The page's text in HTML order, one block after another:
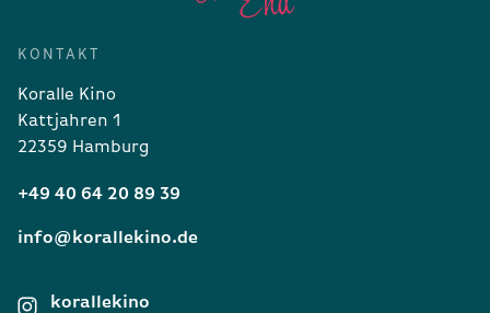
KONTAKT
Koralle Kino
Kattjahren 1
22359 Hamburg
+49 40 64 20 89 39
info@korallekino.de
korallekino